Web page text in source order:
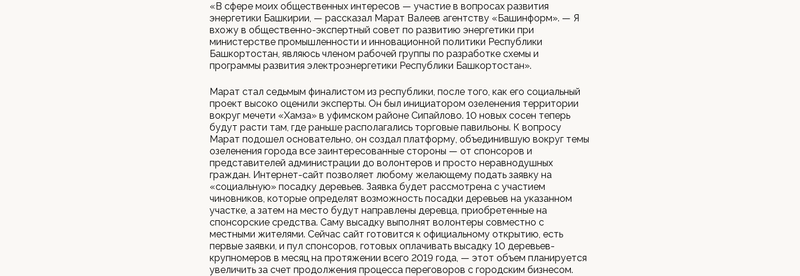
«В сфере моих общественных интересов — участие в вопросах развития
энергетики Башкирии, — рассказал Марат Валеев агентству «Башинформ». — Я
вхожу в общественно-экспертный совет по развитию энергетики при
министерстве промышленности и инновационной политики Республики
Башкортостан, являюсь членом рабочей группы по разработке схемы и
программы развития электроэнергетики Республики Башкортостан».
Марат стал седьмым финалистом из республики, после того, как его социальный
проект высоко оценили эксперты. Он был инициатором озеленения территории
вокруг мечети «Хамза» в уфимском районе Сипайлово. 10 новых сосен теперь
будут расти там, где раньше располагались торговые павильоны. К вопросу
Марат подошел основательно, он создал платформу, объединившую вокруг темы
озеленения города все заинтересованные стороны — от спонсоров и
представителей администрации до волонтеров и просто неравнодушных
граждан. Интернет-сайт позволяет любому желающему подать заявку на
«социальную» посадку деревьев. Заявка будет рассмотрена с участием
чиновников, которые определят возможность посадки деревьев на указанном
участке, а затем на место будут направлены деревца, приобретенные на
спонсорские средства. Саму высадку выполнят волонтеры совместно с
местными жителями. Сейчас сайт готовится к официальному открытию, есть
первые заявки, и пул спонсоров, готовых оплачивать высадку 10 деревьев-
крупномеров в месяц на протяжении всего 2019 года, — этот объем планируется
увеличить за счет продолжения процесса переговоров с городским бизнесом.